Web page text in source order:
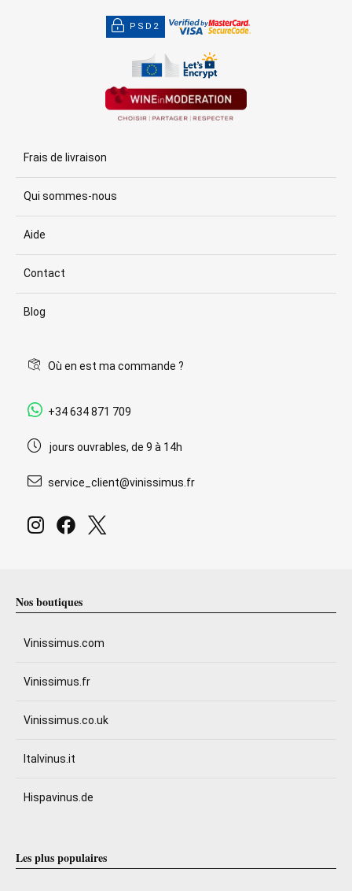
PSD2
Frais de livraison
Qui sommes-nous
Aide
Contact
Blog
Où en est ma commande ?
+34 634 871 709
jours ouvrables, de 9 à 14h
service_client@vinissimus.fr
Nos boutiques
Vinissimus.com
Vinissimus.fr
Vinissimus.co.uk
Italvinus.it
Hispavinus.de
Les plus populaires